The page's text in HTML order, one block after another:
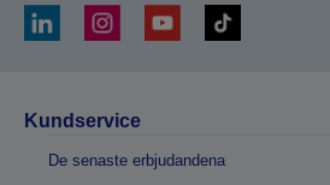
Kundservice
De senaste erbjudandena